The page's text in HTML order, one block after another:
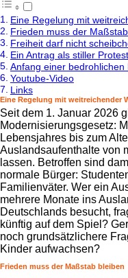
Eine Regelung mit
Frieden muss der
Freiheit darf nicht
Ein Antrag als stiller Protest
Anfang einer bedrohlichen
Youtube-Video
Links
Eine Regelung mit weitreichender
Seit dem 1. Januar 2026
Modernisierungsgesetz:
Lebensjahres bis zum
Auslandsaufenthalte von
lassen. Betroffen sind
normale Bürger:
Familienväter. Wer ein
mehrere Monate ins
Deutschlands besucht,
künftig auf dem Spiel?
noch grundsätzlichere
Kinder aufwachsen?
Frieden muss der Maßstab bleiben